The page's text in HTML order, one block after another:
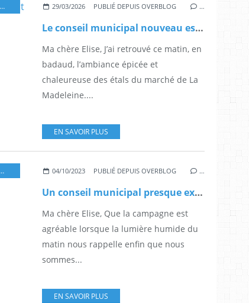
,POLITIQUE
29/03/2026 PUBLIÉ DEPUIS OVERBLOG …
Le conseil municipal nouveau est arrivé
Ma chère Elise, J’ai retrouvé ce matin, en
badaud, l’ambiance épicée et
chaleureuse des étals du marché de La
Madeleine....
EN SAVOIR PLUS
,BRÈVES DE CONSEIL MUNICIPAL,HUMEUR, LETTRES À ELISE
04/10/2023 PUBLIÉ DEPUIS OVERBLOG …
Un conseil municipal presque extraordinaire
Ma chère Elise, Que la campagne est
agréable lorsque la lumière humide du
matin nous rappelle enfin que nous
sommes...
EN SAVOIR PLUS